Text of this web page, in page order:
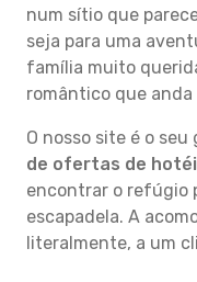
num sítio que
seja para uma
família muito
romântico que anda
O nosso site é o seu
de ofertas de
encontrar o refúgio
escapadela. A
literalmente, a um